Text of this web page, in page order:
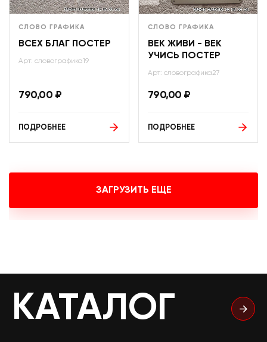
СЛОВО ГРАФИКА
ВСЕХ БЛАГ ПОСТЕР
Арт: словографика19
790,00 ₽
ПОДРОБНЕЕ
СЛОВО ГРАФИКА
ВЕК ЖИВИ - ВЕК
УЧИСЬ ПОСТЕР
Арт: словографика27
790,00 ₽
ПОДРОБНЕЕ
ЗАГРУЗИТЬ ЕЩЕ
КАТАЛОГ